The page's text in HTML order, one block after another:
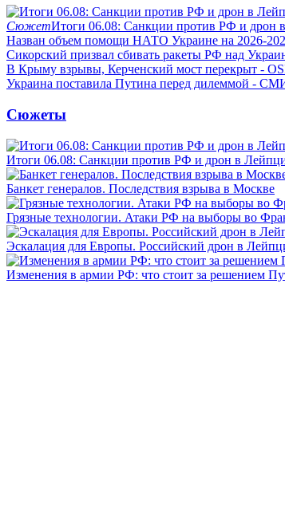
СюжетИтоги 06.08: Санкции против РФ и дрон
Назван объем помощи НАТО Украине на 2026-
Сикорский призвал сбивать ракеты РФ над
В Крыму взрывы, Керченский мост перекрыт -
Украина поставила Путина перед дилеммой -
Сюжеты
Итоги 06.08: Санкции против РФ и дрон в
Банкет генералов. Последствия взрыва в Москве
Грязные технологии. Атаки РФ на выборы во
Эскалация для Европы. Российский дрон в
Изменения в армии РФ: что стоит за решением